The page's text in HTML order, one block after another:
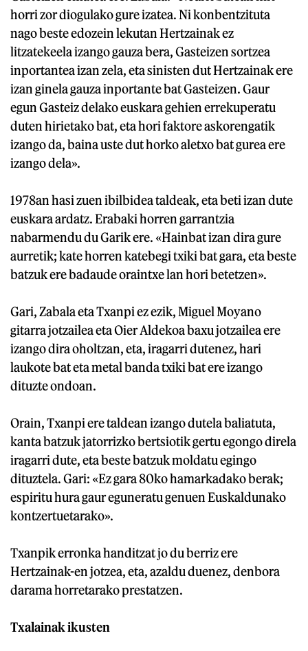
horri zor diogulako gure izatea. Ni konbentzituta
nago beste edozein lekutan Hertzainak ez
litzatekeela izango gauza bera, Gasteizen sortzea
inportantea izan zela, eta sinisten dut Hertzainak ere
izan ginela gauza inportante bat Gasteizen. Gaur
egun Gasteiz delako euskara gehien errekuperatu
duten hirietako bat, eta hori faktore askorengatik
izango da, baina uste dut horko aletxo bat gurea ere
izango dela».
1978an hasi zuen ibilbidea taldeak, eta beti izan dute
euskara ardatz. Erabaki horren garrantzia
nabarmendu du Garik ere. «Hainbat izan dira gure
aurretik; kate horren katebegi txiki bat gara, eta beste
batzuk ere badaude oraintxe lan hori betetzen».
Gari, Zabala eta Txanpi ez ezik, Miguel Moyano
gitarra jotzailea eta Oier Aldekoa baxu jotzailea ere
izango dira oholtzan, eta, iragarri dutenez, hari
laukote bat eta metal banda txiki bat ere izango
dituzte ondoan.
Orain, Txanpi ere taldean izango dutela baliatuta,
kanta batzuk jatorrizko bertsiotik gertu egongo direla
iragarri dute, eta beste batzuk moldatu egingo
dituztela. Gari: «Ez gara 80ko hamarkadako berak;
espiritu hura gaur eguneratu genuen Euskaldunako
kontzertuetarako».
Txanpik erronka handitzat jo du berriz ere
Hertzainak-en jotzea, eta, azaldu duenez, denbora
darama horretarako prestatzen.
Txalainak ikusten